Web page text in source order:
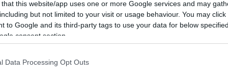
that this website/app uses one or more Google services and may
but not limited to your visit or usage behaviour. You may
to Google and its third-party tags to use your data for below
consent section.
Data Processing Opt Outs
május 25. között tartják majd meg. A
77. versenyfilm-zsűrit a fesztivál
történetének 13. női elnökeként a
Barbie rendezője, Greta Gerwig
programban pedig rengeteg…
HAMU ÉS GYÉMÁNT